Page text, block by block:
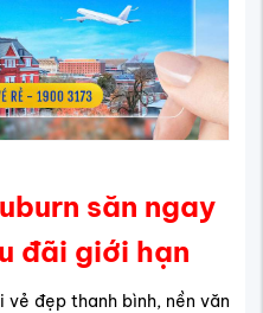
săn ngay
đãi giới hạn
vẻ đẹp thanh bình, nền văn